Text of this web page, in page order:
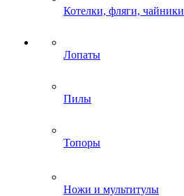
Котелки, фляги, чайники
Лопаты
Пилы
Топоры
Ножи и мультитулы